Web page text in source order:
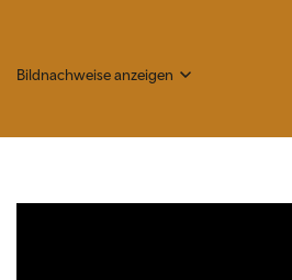
Bildnachweise anzeigen